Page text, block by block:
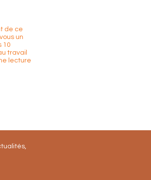
de ce
un
10
travail
lecture